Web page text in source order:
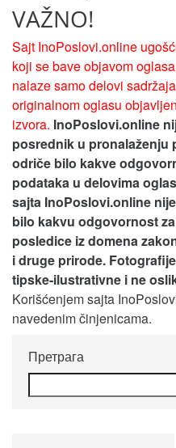
VAŽNO!
Sajt InoPoslovi.online
koji se bave objavom
nalaze samo delovi
originalnom oglasu
izvora. InoPoslovi.online
posrednik u pronalaženju
odriče bilo kakve
podataka u delovima
sajta InoPoslovi.online
bilo kakvu odgovornost
posledice iz domena
i druge prirode.
tipske-ilustrativne i ne
Korišćenjem sajta
navedenim činjenicama.
Претрага